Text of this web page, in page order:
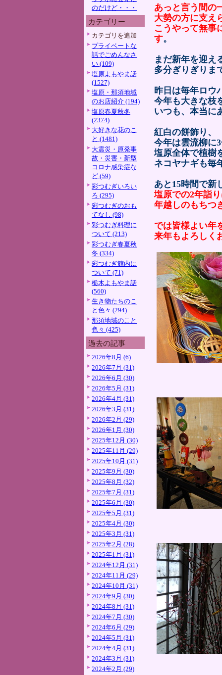
のだけど・・・
カテゴリー
カテゴリを追加
プライベートな
話でごめんなさ
い (109)
塩原よもやま話
(1527)
塩原・那須地域
のお店紹介 (194)
塩原春夏秋冬
(2374)
大好きな花のこ
と (1481)
大震災・原発事
故・災害・新型
コロナ感染症な
ど (59)
彩つむぎいろい
ろ (295)
彩つむぎのおも
てなし (98)
彩つむぎ料理に
ついて (213)
彩つむぎ春夏秋
冬 (334)
彩つむぎ館内に
ついて (71)
栃木よもやま話
(560)
生き物たちのこ
と色々 (294)
那須地域のこと
色々 (425)
過去の記事
2026年8月 (6)
2026年7月 (31)
2026年6月 (30)
2026年5月 (31)
2026年4月 (31)
2026年3月 (31)
2026年2月 (29)
2026年1月 (30)
2025年12月 (30)
2025年11月 (29)
2025年10月 (31)
2025年9月 (30)
2025年8月 (32)
2025年7月 (31)
2025年6月 (30)
2025年5月 (31)
2025年4月 (30)
2025年3月 (31)
2025年2月 (28)
2025年1月 (31)
2024年12月 (31)
2024年11月 (29)
2024年10月 (31)
2024年9月 (30)
2024年8月 (31)
2024年7月 (30)
2024年6月 (29)
2024年5月 (31)
2024年4月 (31)
2024年3月 (31)
2024年2月 (29)
あっと言う間の
大勢の方に支え
こうやって無事
す。
まだ新年を迎え
多分ぎりぎりま
昨日は毎年ロウ
今年も大きな枝
いつも、本当に
紅白の餅飾り、
今年は雲流柳に
塩原全体で植樹
ネコヤナギも毎
あと15時間で新
塩原での2年詣
年越しのもちつ
では皆様よい年
来年もよろしく